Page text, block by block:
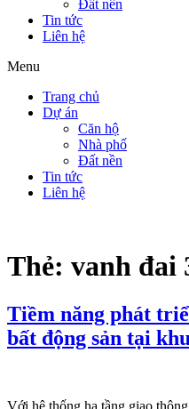
Đất nền
Tin tức
Liên hệ
Menu
Trang chủ
Dự án
Căn hộ
Nhà phố
Đất nền
Tin tức
Liên hệ
Thẻ: vanh đai
Tiềm năng phát
bất động sản tại
Với hệ thống hạ tầng giao